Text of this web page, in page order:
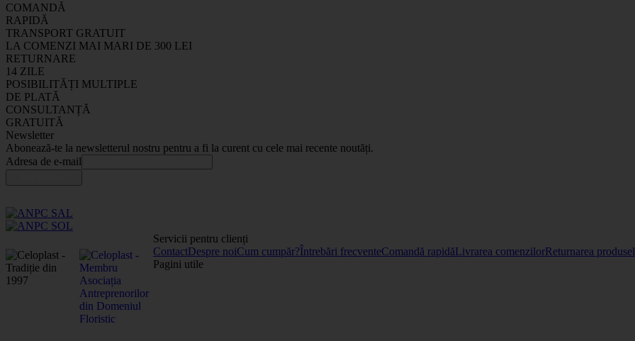
COMANDĂ
RAPIDĂ
TRANSPORT GRATUIT
LA COMENZI MAI MARI DE 300 LEI
RETURNARE
14 ZILE
POSIBILITĂȚI MULTIPLE
DE PLATĂ
CONSULTANȚĂ
GRATUITĂ
Newsletter
Abonează-te la newsletterul nostru pentru a fi la curent cu cele mai recente noutăți.
Adresa de e-mail
Servicii pentru clienți
ContactDespre noiCum cumpăr?Întrebări frecventeComandă rapidăLivrarea comenzilorReturnarea
Pagini utile